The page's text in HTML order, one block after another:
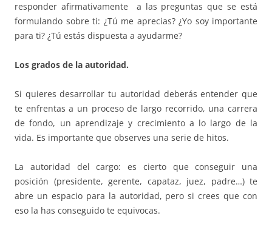
responder afirmativamente a las preguntas que se está
formulando sobre ti: ¿Tú me aprecias? ¿Yo soy importante
para ti? ¿Tú estás dispuesta a ayudarme?
Los grados de la autoridad.
Si quieres desarrollar tu autoridad deberás entender que
te enfrentas a un proceso de largo recorrido, una carrera
de fondo, un aprendizaje y crecimiento a lo largo de la
vida. Es importante que observes una serie de hitos.
La autoridad del cargo: es cierto que conseguir una
posición (presidente, gerente, capataz, juez, padre…) te
abre un espacio para la autoridad, pero si crees que con
eso la has conseguido te equivocas.